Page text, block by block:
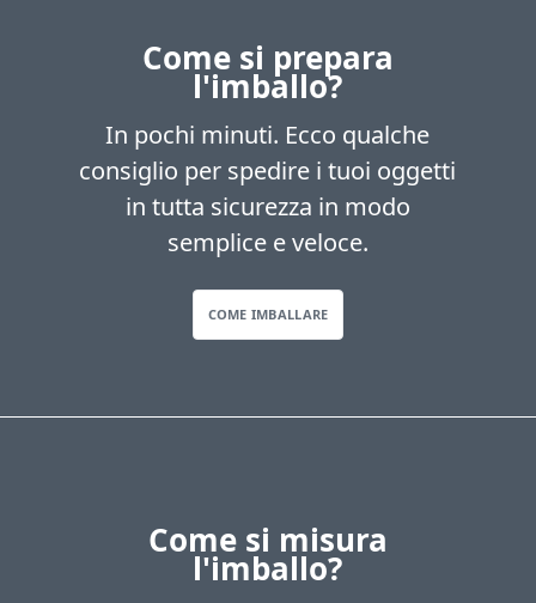
Come si prepara
l'imballo?
In pochi minuti. Ecco qualche
consiglio per spedire i tuoi oggetti
in tutta sicurezza in modo
semplice e veloce.
COME IMBALLARE
Come si misura
l'imballo?